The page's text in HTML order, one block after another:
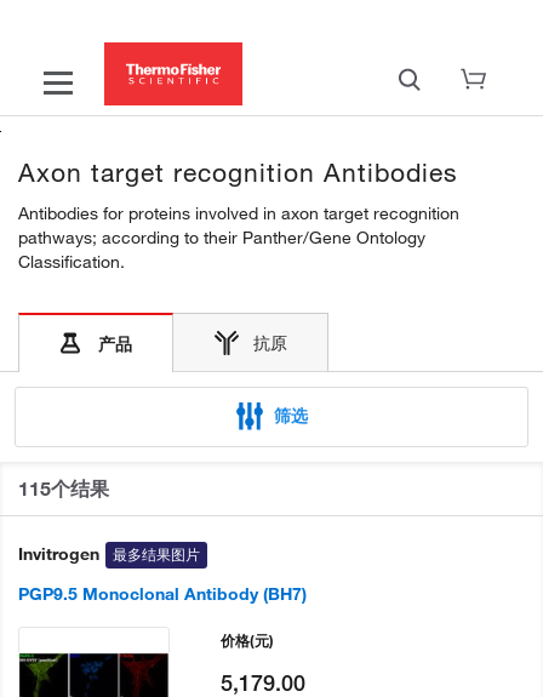
Axon target recognition Antibodies
Antibodies for proteins involved in axon target recognition
pathways; according to their Panther/Gene Ontology
Classification.
产品 抗原
筛选
115个结果
Invitrogen 最多结果图片
PGP9.5 Monoclonal Antibody (BH7)
价格(元)
5,179.00